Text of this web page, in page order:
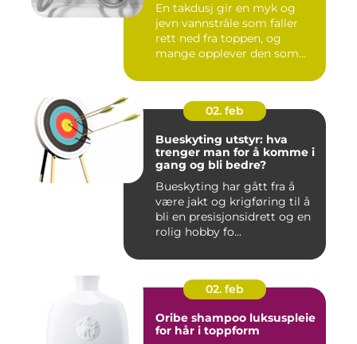
En takdusj gir en myk og
jevn vannstråle som faller
rett ned fra toppen, og
mange opplever den som
02. feb
Bueskyting utstyr: hva
trenger man for å komme i
gang og bli bedre?
Bueskyting har gått fra å
være jakt og krigføring til å
bli en presisjonsidrett og en
rolig hobby fo...
02. feb
Oribe shampoo luksuspleie
for hår i toppform